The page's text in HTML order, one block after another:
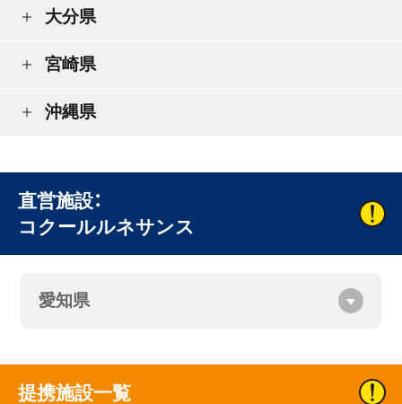
大分県
宮崎県
沖縄県
直営施設：
コクールルネサンス
愛知県
提携施設一覧